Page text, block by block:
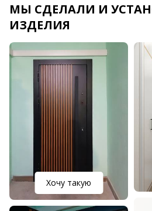
МЫ СДЕЛАЛИ И
ИЗДЕЛИЯ
Хочу такую